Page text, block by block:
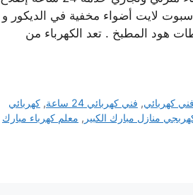
لايت أضواء مخفية في الديكور و
هود المطبخ . تعد الكهرباء من
فني كهربائي, فني كهربائي 24 ساعة ,كهربائي
منازل مبارك الكبير , معلم كهرباء مبارك